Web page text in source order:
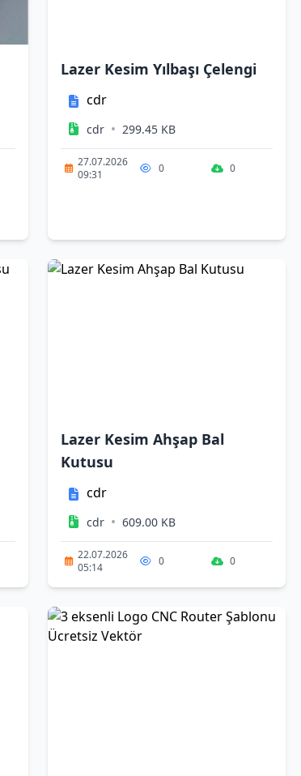
Lazer Kesim Yılbaşı Çelengi
cdr
cdr • 299.45 KB
27.07.2026
09:31
0 0
Lazer Kesim Ahşap Bal
Kutusu
cdr
cdr • 609.00 KB
22.07.2026
05:14
0 0